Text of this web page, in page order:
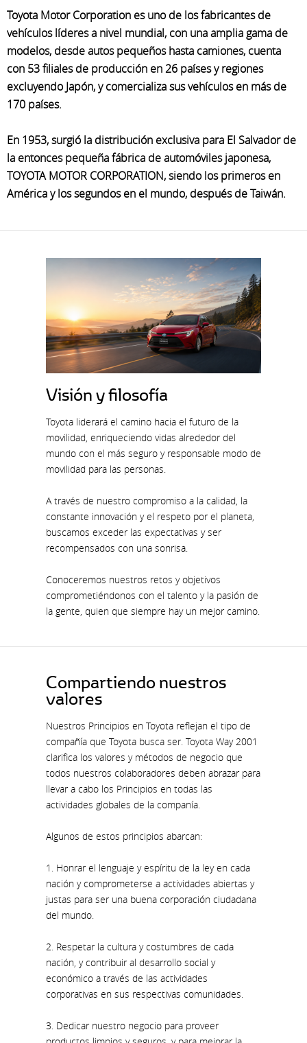
Toyota Motor Corporation es uno de los fabricantes de
vehículos líderes a nivel mundial, con una amplia gama de
modelos, desde autos pequeños hasta camiones, cuenta
con 53 filiales de producción en 26 países y regiones
excluyendo Japón, y comercializa sus vehículos en más de
170 países.
En 1953, surgió la distribución exclusiva para El Salvador de
la entonces pequeña fábrica de automóviles japonesa,
TOYOTA MOTOR CORPORATION, siendo los primeros en
América y los segundos en el mundo, después de Taiwán.
Visión y filosofía
Toyota liderará el camino hacia el futuro de la
movilidad, enriqueciendo vidas alrededor del
mundo con el más seguro y responsable modo de
movilidad para las personas.
A través de nuestro compromiso a la calidad, la
constante innovación y el respeto por el planeta,
buscamos exceder las expectativas y ser
recompensados con una sonrisa.
Conoceremos nuestros retos y objetivos
comprometiéndonos con el talento y la pasión de
la gente, quien que siempre hay un mejor camino.
Compartiendo nuestros
valores
Nuestros Principios en Toyota reflejan el tipo de
compañía que Toyota busca ser. Toyota Way 2001
clarifica los valores y métodos de negocio que
todos nuestros colaboradores deben abrazar para
llevar a cabo los Principios en todas las
actividades globales de la companía.
Algunos de estos principios abarcan:
1. Honrar el lenguaje y espíritu de la ley en cada
nación y comprometerse a actividades abiertas y
justas para ser una buena corporación ciudadana
del mundo.
2. Respetar la cultura y costumbres de cada
nación, y contribuir al desarrollo social y
económico a través de las actividades
corporativas en sus respectivas comunidades.
3. Dedicar nuestro negocio para proveer